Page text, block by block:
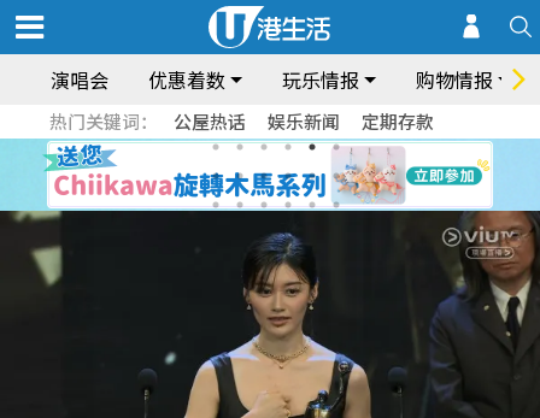
演唱会 优惠着数 玩乐情报 购物情报
热门关键词： 公屋热话 娱乐新闻 定期存款